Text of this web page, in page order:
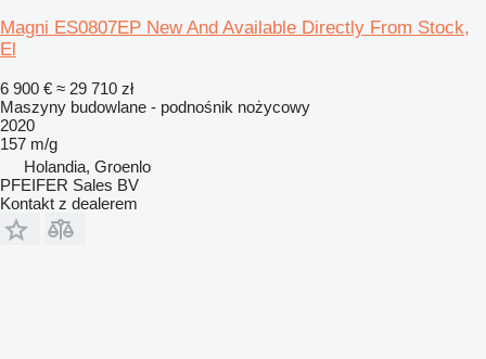
Magni ES0807EP New And Available Directly From Stock,
El
6 900 € ≈ 29 710 zł
Maszyny budowlane - podnośnik nożycowy
2020
157 m/g
Holandia, Groenlo
PFEIFER Sales BV
Kontakt z dealerem